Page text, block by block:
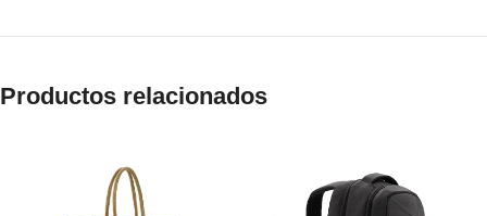
Productos relacionados